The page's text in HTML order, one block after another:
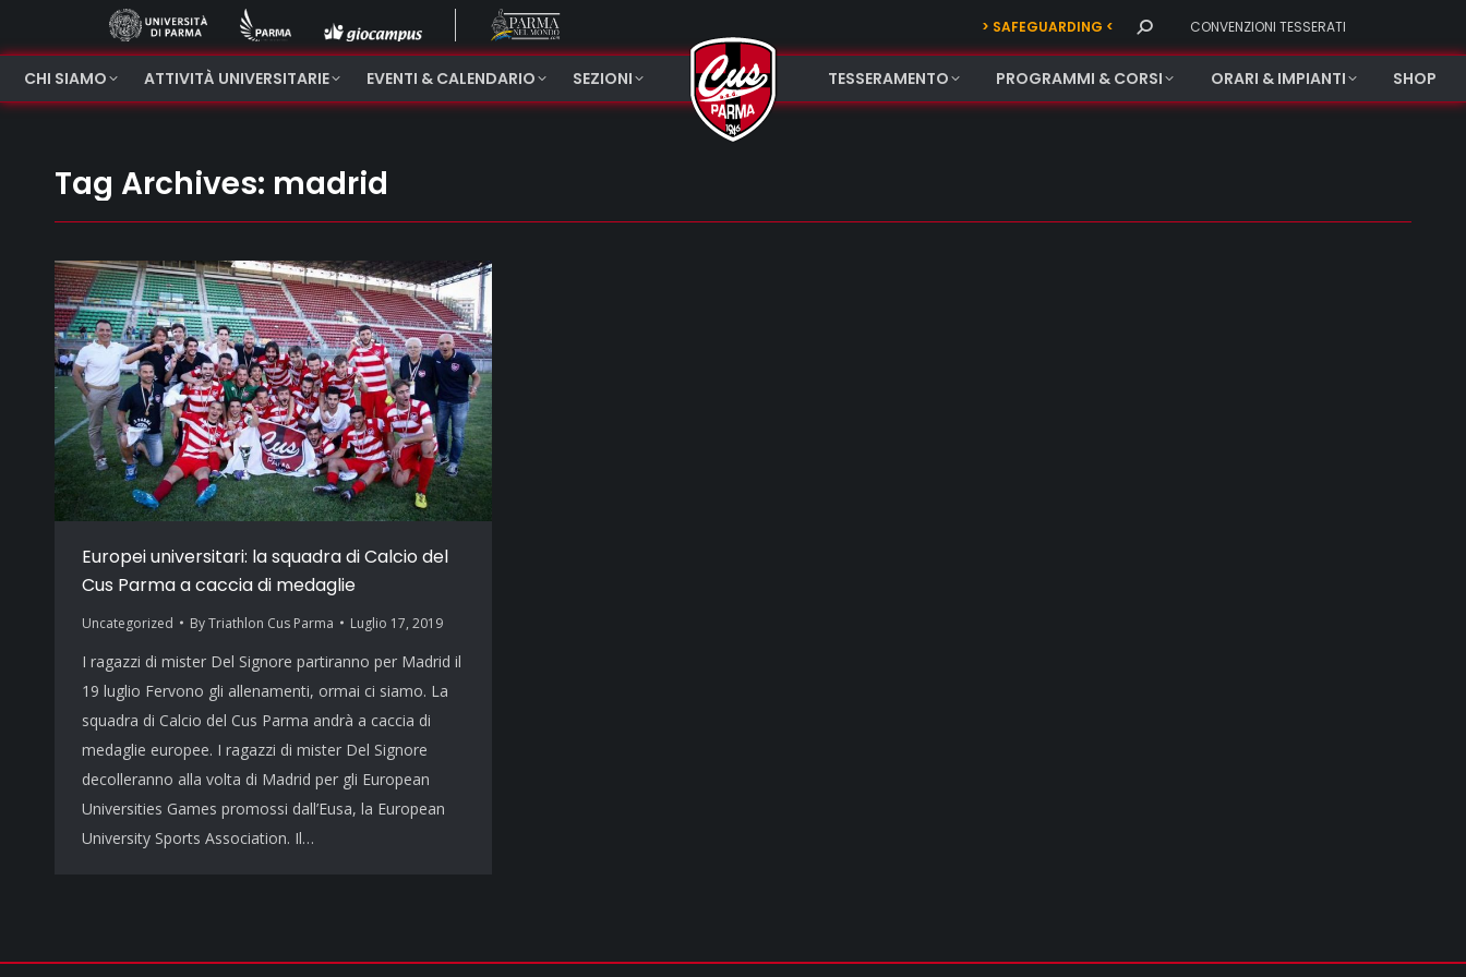
> SAFEGUARDING < Search: CONVENZIONI TESSERATI
CHI SIAMO ATTIVITÀ UNIVERSITARIE EVENTI & CALENDARIO SEZIONI TESSERAMENTO PROGRAMMI & CORSI ORARI & IMPIANTI SHOP
Tag Archives: madrid
Europei universitari: la squadra di Calcio del
Cus Parma a caccia di medaglie
Uncategorized ByTriathlon Cus Parma Luglio 17, 2019
I ragazzi di mister Del Signore partiranno per Madrid il
19 luglio Fervono gli allenamenti, ormai ci siamo. La
squadra di Calcio del Cus Parma andrà a caccia di
medaglie europee. I ragazzi di mister Del Signore
decolleranno alla volta di Madrid per gli European
Universities Games promossi dall’Eusa, la European
University Sports Association. Il…